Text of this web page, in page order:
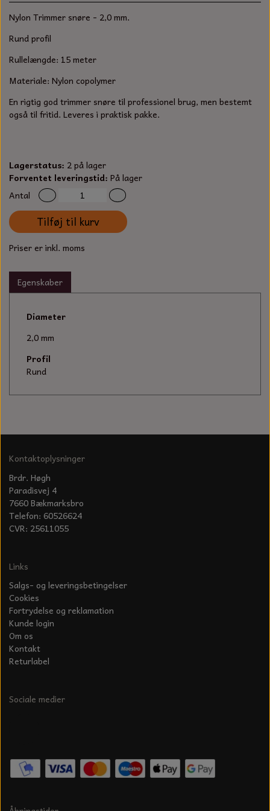
DYBEL
TECUMSEH
OLIE TIL SMÅMOTORER & HAVEMASKINER
TÆNDRØR
SPÆNDEBÅND
STARTSNOR OG TILBEHØR
UNIVERSAL KABLER OG TILBEHØR
SMERGELLÆRRED
GAVEKORT
STIKSAV KLINGER
BATTERILADEAPPARAT
ARBEJDSLYS
MEJSLER
FEDTPRESSER
Nylon Trimmer snøre - 2,0 mm.
Rund profil
Rullelængde: 15 meter
Materiale: Nylon copolymer
En rigtig god trimmer snøre til professionel brug, men bestemt
også til fritid. Leveres i praktisk pakke.
Lagerstatus: 2 på lager
Forventet leveringstid: På lager
Antal
Tilføj til kurv
Priser er inkl. moms
Egenskaber
Diameter
2,0 mm
Profil
Rund
Kontaktoplysninger
Brdr. Høgh
Paradisvej 4
7660 Bækmarksbro
Telefon: 60526624
CVR: 25611055
Links
Salgs- og leveringsbetingelser
Cookies
Fortrydelse og reklamation
Kunde login
Om os
Kontakt
Returlabel
Sociale medier